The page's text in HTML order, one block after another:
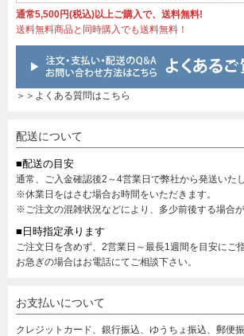
通常5,500円(税込)以上ご購入で、送料無料!
送料無料商品と同時購入でも送料無料！
＞＞よくある質問はこちら
配送について
■配送の目安
通常、ご入金確認後2～4営業日で弊社から発送いたし
※休業日をはさむ場合お時間をいただきます。
※ご注文の混雑状況などにより、多少前後する場合が
■日時指定承ります
ご注文日を含めず、2営業日～最長1週間を目安にご
お急ぎの場合はお電話にてご相談下さい。
お支払いについて
クレジットカード、銀行振込、ゆうちょ振込、郵便